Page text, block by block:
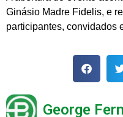
Ginásio Madre Fidelis, e
participantes, convidados
George